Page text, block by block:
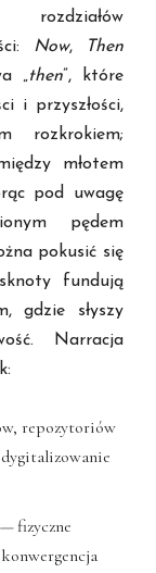
rozdziałów
Now,
Then
„then”, które
i przyszłości,
rozkrokiem;
młotem
pod uwagę
pędem
pokusić się
fundują
gdzie słyszy
Narracja
repozytoriów
—fizyczne